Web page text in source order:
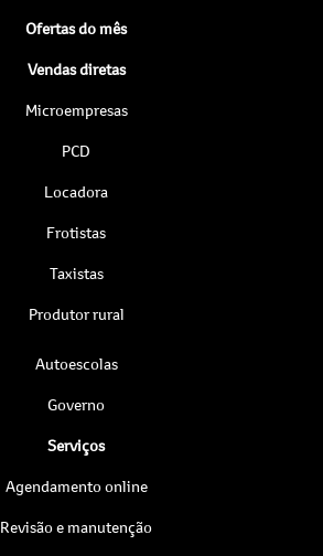
Ofertas do mês
Vendas diretas
Microempresas
PCD
Locadora
Frotistas
Taxistas
Produtor rural
Autoescolas
Governo
Serviços
Agendamento online
Revisão e manutenção